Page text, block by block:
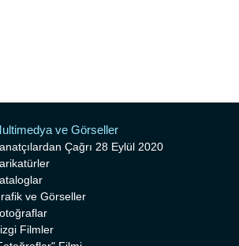
ve Görseller
Çağrı 28 Eylül 2020
ve Görseller
Filmler